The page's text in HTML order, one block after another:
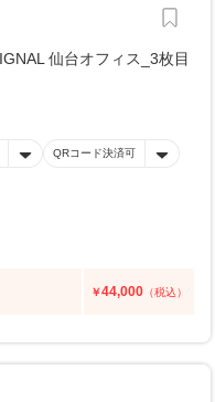
QRコード決済可
￥44,000 （税込）